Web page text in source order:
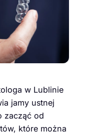
w Lublinie
jamy ustnej
zacząć od
które można